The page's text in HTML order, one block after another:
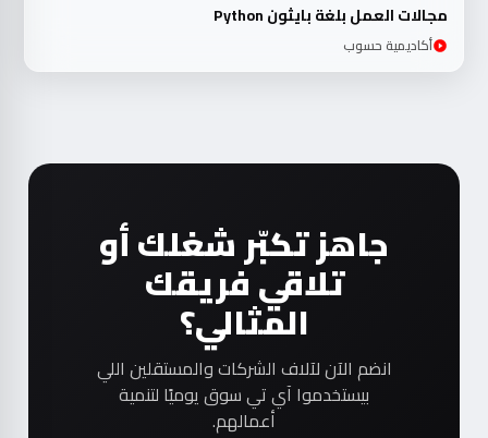
مجالات العمل بلغة بايثون Python
أكاديمية حسوب
جاهز تكبّر شغلك أو
تلاقي فريقك
المثالي؟
انضم الآن لآلاف الشركات والمستقلين اللي
بيستخدموا آي تي سوق يوميًا لتنمية
أعمالهم.